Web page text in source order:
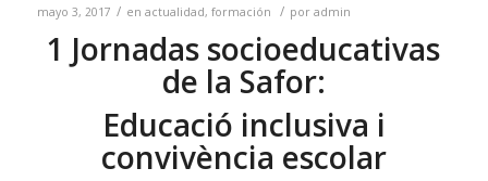
mayo 3, 2017 / en actualidad, formación / por admin
1 Jornadas socioeducativas
de la Safor:
Educació inclusiva i
convivència escolar